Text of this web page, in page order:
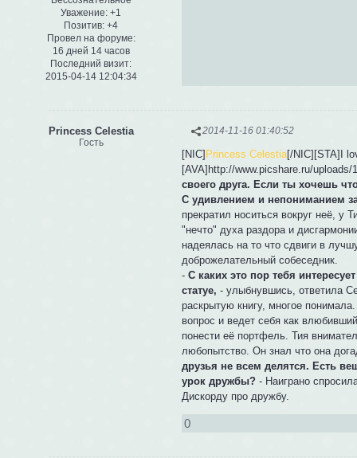
Уважение: +1
Позитив: +4
Провел на форуме:
16 дней 14 часов
Последний визит:
2015-04-14 12:04:34
2014-11-16 01:40:52
Princess Celestia
Гость
[NIC] Princess Celestia[/NIC][STA]I
[AVA]http://www.picshare.ru/
своего друга. Если ты хочешь
С удивлением и непониманием
прекратил носиться вокруг неё, у
"нечто" духа раздора и
надеялась на то что сдвиги в
доброжелательный собеседник.
-С каких это пор тебя
статуе, - улыбнувшись, ответила
раскрытую книгу, многое
вопрос и ведет себя как
понести её портфель. Тия
любопытство. Он знал что она
друзья не всем делятся. Есть
урок дружбы? - Наиграно
Дискорду про дружбу.
0